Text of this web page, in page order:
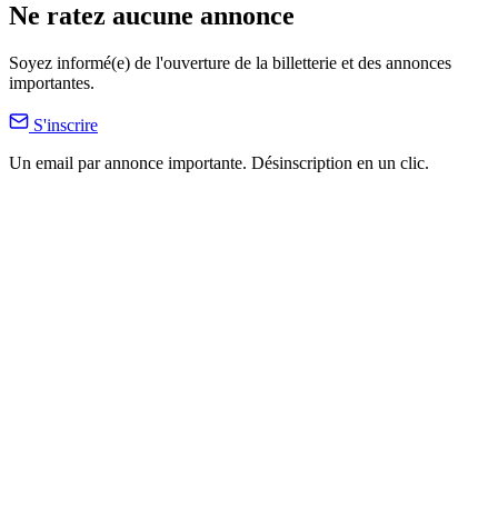
Ne ratez aucune annonce
Soyez informé(e) de l'ouverture de la billetterie et des annonces
importantes.
S'inscrire
Un email par annonce importante. Désinscription en un clic.